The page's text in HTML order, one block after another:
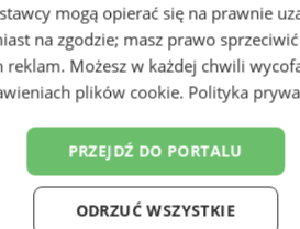
mieszkańców
zablokowany!
mogą opierać się na prawnie
na zgodzie; masz prawo
reklam. Możesz w każdej chwili
plików cookie. Polityka
PRZEJDŹ DO PORTALU
ODRZUĆ WSZYSTKIE